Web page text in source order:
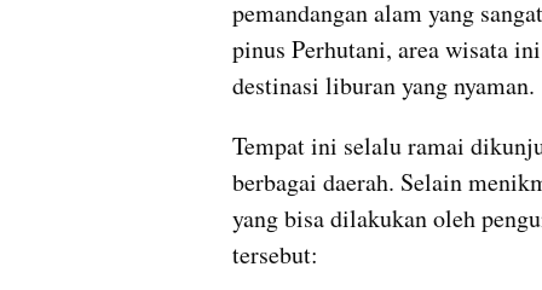
pemandangan alam yang
pinus Perhutani, area wisata
destinasi liburan yang nyaman.
Tempat ini selalu ramai
berbagai daerah. Selain
yang bisa dilakukan oleh
tersebut: